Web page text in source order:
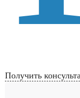
Получить